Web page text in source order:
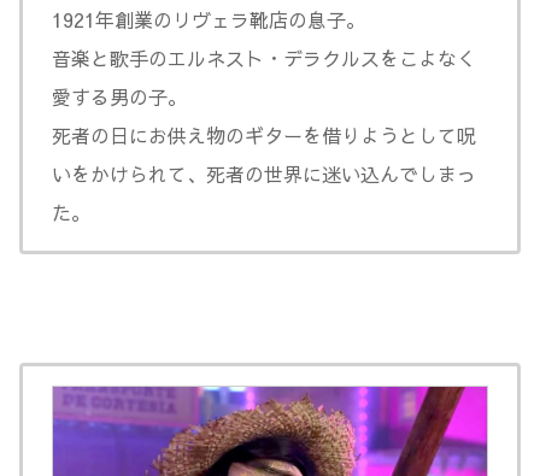
1921年創業のリヴェラ靴店の息子。
音楽と歌手のエルネスト・デラクルスをこよなく
愛する男の子。
死者の日にお供え物のギターを借りようとして呪
いをかけられて、死者の世界に迷い込んでしまっ
た。